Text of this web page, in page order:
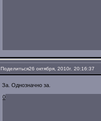
Поделиться26 октября, 2010г. 20:16:37
За. Однозначно за.
0